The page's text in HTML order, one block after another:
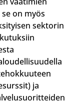
on myös
sektorin
ja